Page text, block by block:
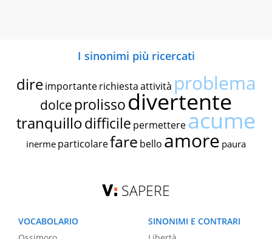
I sinonimi più ricercati
dire importante richiestaattività problema
dolce prolissodivertente
tranquillodifficile permettereacume
inerme particolarefare bello amore paura
SAPERE
VOCABOLARIO
SINONIMI E CONTRARI